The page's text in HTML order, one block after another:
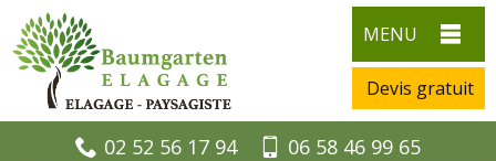
MENU
Devis gratuit
02 52 56 17 94 06 58 46 99 65